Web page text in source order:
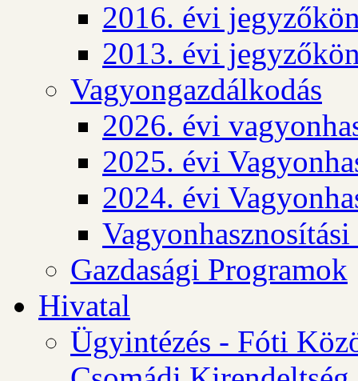
2016. évi
2013. évi
Vagyongazdálkodás
2026. évi
2025. évi
2024. évi
Gazdasági Programok
Hivatal
Ügyintézés - Fóti